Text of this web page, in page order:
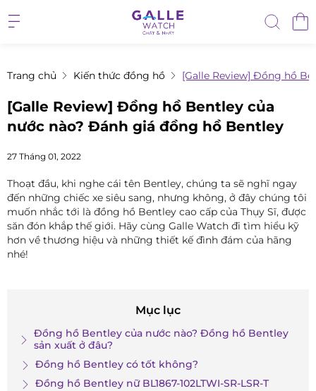
Trang chủ Kiến thức đồng hồ [Galle Review] Đồng hồ
[Galle Review] Đồng hồ Bentley của
nước nào? Đánh giá đồng hồ Bentley
27 Tháng 01, 2022
Thoạt đầu, khi nghe cái tên Bentley, chúng ta sẽ nghĩ ngay
đến những chiếc xe siêu sang, nhưng không, ở đây chúng tôi
muốn nhắc tới là đồng hồ Bentley cao cấp của Thụy Sĩ, được
săn đón khắp thế giới. Hãy cùng Galle Watch đi tìm hiểu kỹ
hơn về thương hiệu và những thiết kế đình đám của hãng
nhé!
Mục lục
Đồng hồ Bentley của nước nào? Đồng hồ Bentley
sản xuất ở đâu?
Đồng hồ Bentley có tốt không?
Đồng hồ Bentley nữ BL1867-102LTWI-SR-LSR-T